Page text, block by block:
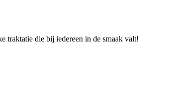
traktatie die bij iedereen in de smaak valt!